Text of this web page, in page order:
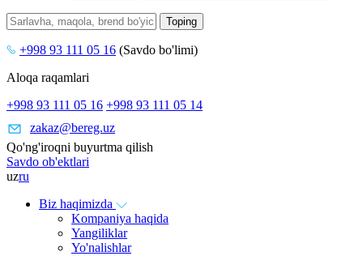
+998 93 111 05 16 (Savdo bo'limi)
Aloqa raqamlari
+998 93 111 05 16 +998 93 111 05 14
zakaz@bereg.uz
Qo'ng'iroqni buyurtma qilish
Savdo ob'ektlari
uzru
Biz haqimizda
Kompaniya haqida
Yangiliklar
Yo'nalishlar